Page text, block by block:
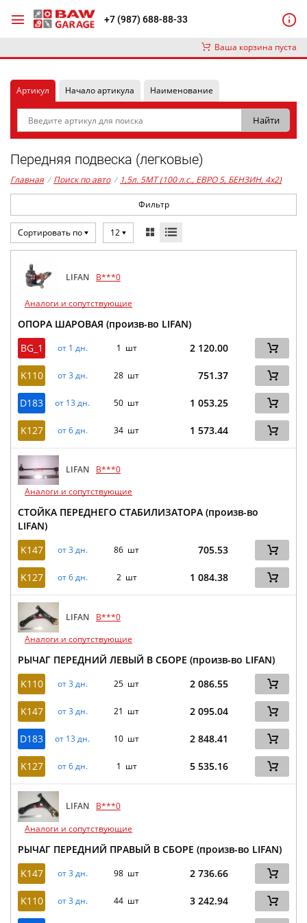
+7 (987) 688-88-33
Ваша корзина пуста
Артикул Начало артикула Наименование
Передняя подвеска (легковые)
Главная / Поиск по авто / 1,5л. 5MT (100 л.с., ЕВРО 5, БЕНЗИН, 4x2)
Фильтр
Сортировать по 12
LIFAN B***0
Аналоги и сопутствующие
ОПОРА ШАРОВАЯ (произв-во LIFAN)
BG_1
от 1 дн. 1 шт 2 120.00
K110 от 3 дн. 28 шт 751.37
D183 от 13 дн. 50 шт 1 053.25
K127 от 6 дн. 34 шт 1 573.44
LIFAN
B***0
Аналоги и сопутствующие
СТОЙКА ПЕРЕДНЕГО СТАБИЛИЗАТОРА (произв-во
LIFAN)
K147
от 3 дн. 86 шт 705.53
K127 от 6 дн. 2 шт 1 084.38
LIFAN
B***0
Аналоги и сопутствующие
РЫЧАГ ПЕРЕДНИЙ ЛЕВЫЙ В СБОРЕ (произв-во LIFAN)
K110
от 3 дн. 25 шт 2 086.55
K147 от 3 дн. 21 шт 2 095.04
D183 от 13 дн. 10 шт 2 848.41
K127 от 6 дн. 1 шт 5 535.16
LIFAN
B***0
Аналоги и сопутствующие
РЫЧАГ ПЕРЕДНИЙ ПРАВЫЙ В СБОРЕ (произв-во LIFAN)
K147
от 3 дн. 98 шт 2 736.66
K110 от 3 дн. 44 шт 3 242.94